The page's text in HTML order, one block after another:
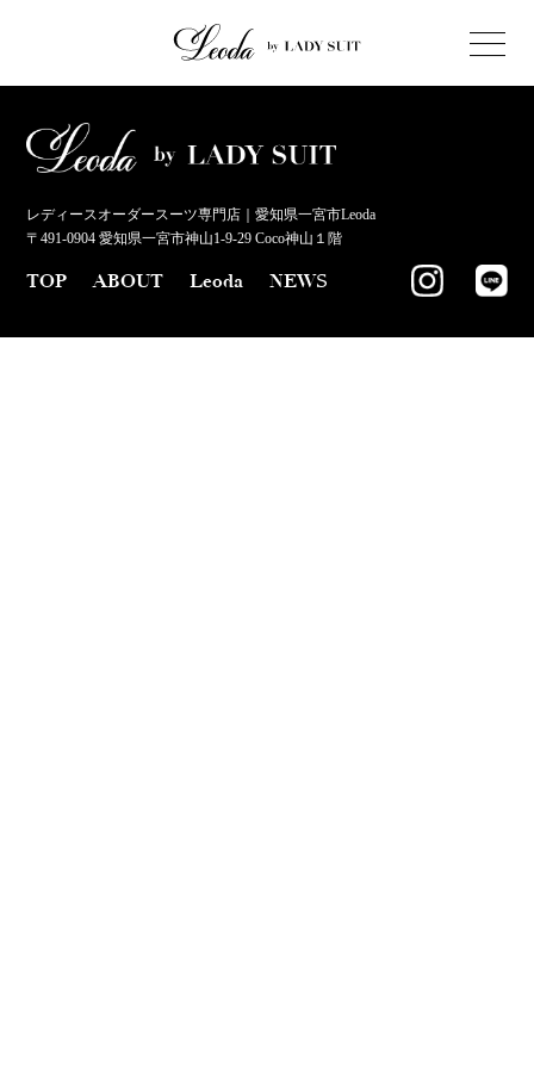
レディースオーダースーツ専門店｜愛知県一宮市Leoda
〒491-0904 愛知県一宮市神山1-9-29 Coco神山１階
TOP ABOUT Leoda NEWS